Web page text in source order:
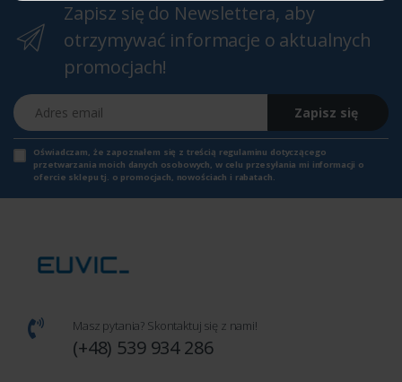
Zapisz się do Newslettera, aby
otrzymywać informacje o aktualnych
promocjach!
Adres email
Zapisz się
Oświadczam, że zapoznałem się z treścią regulaminu dotyczącego
przetwarzania moich danych osobowych, w celu przesyłania mi informacji o
ofercie sklepu tj. o promocjach, nowościach i rabatach.
Masz pytania? Skontaktuj się z nami!
(+48) 539 934 286